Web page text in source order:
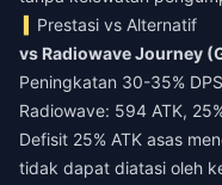
Prestasi vs Alternatif
vs Radiowave Journey
Peningkatan 30-35%
Radiowave: 594 ATK,
Defisit 25% ATK asas
tidak dapat diatasi oleh